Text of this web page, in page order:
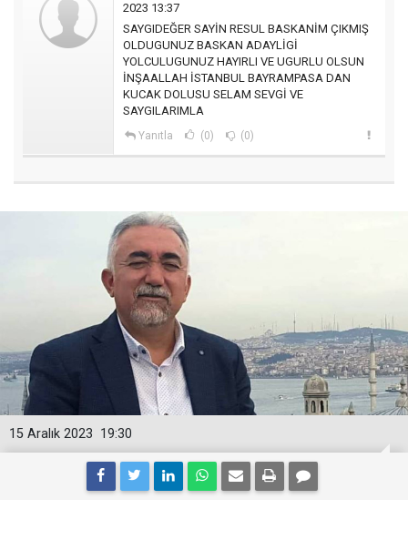
2023 13:37
SAYGIDEĞER SAYİN RESUL BASKANİM ÇIKMIŞ
OLDUGUNUZ BASKAN ADAYLİGİ
YOLCULUGUNUZ HAYIRLI VE UGURLU OLSUN
İNŞAALLAH İSTANBUL BAYRAMPASA DAN
KUCAK DOLUSU SELAM SEVGİ VE
SAYGILARIMLA
Yanıtla (0) (0)
19:30
15 Aralık 2023